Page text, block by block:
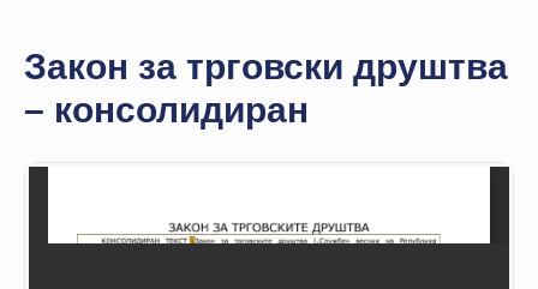
НА
КВАЛИТЕТ
КАКО
ЧЛЕН
Закон за трговски друштва
– консолидиран